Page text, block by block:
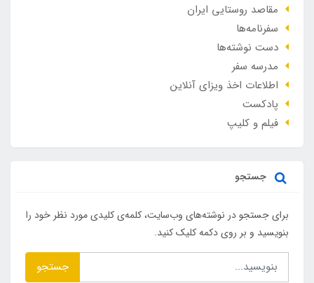
مقاصد روستایی ایران
سفرنامه‌ها
دست نوشته‌ها
مدرسه سفر
اطلاعات اخذ ویزای آنلاین
پادکست
فیلم و کلیپ
جستجو
برای جستجو در نوشته‌های وب‌سایت، کلمه‌ی کلیدی مورد نظر خود را
بنویسید و بر روی دکمه کلیک کنید.
جستجو